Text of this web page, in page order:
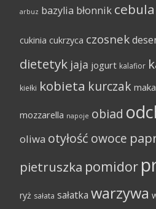
arbuz bazylia błonnik cebula
cukinia cukrzyca czosnek
dietetyk jaja jogurt kalafior
kiełki kobieta kurczak
mozzarella napoje obiad
oliwa otyłość owoce
pietruszka pomidor
ryż sałata sałatka warzywa